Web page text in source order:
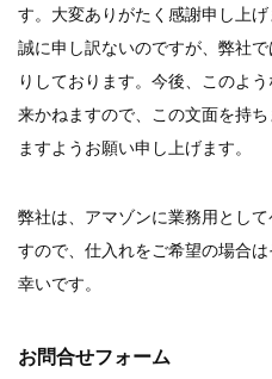
す。大変ありがたく感謝申し上
誠に申し訳ないのですが、弊社
りしております。今後、このよ
来かねますので、この文面を持
ますようお願い申し上げます。
弊社は、アマゾンに業務用とし
すので、仕入れをご希望の場合
幸いです。
お問合せフォーム